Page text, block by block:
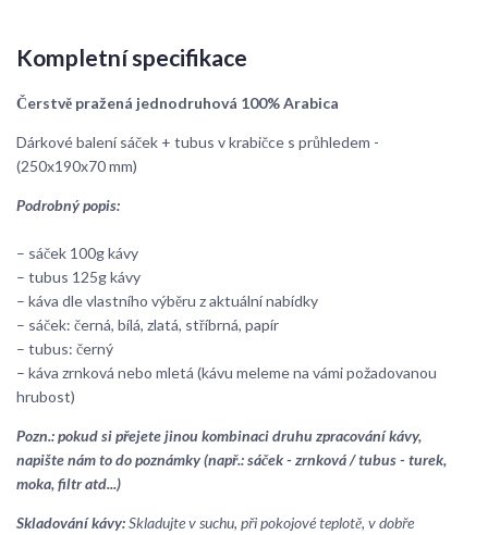
Kompletní specifikace
Čerstvě pražená jednodruhová 100% Arabica
Dárkové balení sáček + tubus v krabičce s průhledem -
(250x190x70 mm)
Podrobný popis:
– sáček 100g kávy
– tubus 125g kávy
– káva dle vlastního výběru z aktuální nabídky
– sáček: černá, bílá, zlatá, stříbrná, papír
– tubus: černý
– káva zrnková nebo mletá (kávu meleme na vámi požadovanou
hrubost)
Pozn.: pokud si přejete jinou kombinaci druhu zpracování kávy,
napište nám to do poznámky (např.: sáček - zrnková / tubus - turek,
moka, filtr atd...)
Skladování kávy:Skladujte v suchu, při pokojové teplotě, v dobře